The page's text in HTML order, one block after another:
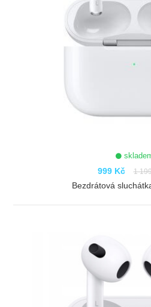
999 Kč 1
Bezdrátová